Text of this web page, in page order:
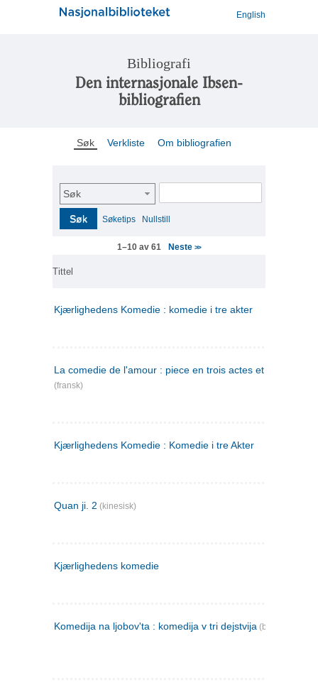
English
Bibliografi
Den internasjonale Ibsen-
bibliografien
Søk Verkliste Om bibliografien
Søk
Søk Søketips Nullstill
1–10 av 61 Neste>>
Tittel
Kjærlighedens Komedie : komedie i tre akter
La comedie de l'amour : piece en trois actes et en vers
(fransk)
Kjærlighedens Komedie : Komedie i tre Akter
Quan ji. 2 (kinesisk)
Kjærlighedens komedie
Komedija na ljobov'ta : komedija v tri dejstvija (bulgarsk)